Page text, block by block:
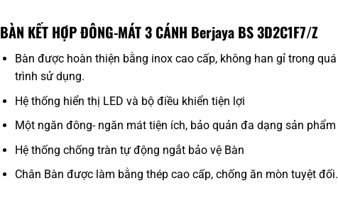
BÀN KẾT HỢP ĐÔNG-MÁT 3 CÁNH Berjaya BS 3D2C1F7/Z
Bàn được hoàn thiện bằng inox cao cấp, không han gỉ trong quá
trình sử dụng.
Hệ thống hiển thị LED và bộ điều khiển tiện lợi
Một ngăn đông- ngăn mát tiện ích, bảo quản đa dạng sản phẩm
Hệ thống chống tràn tự động ngắt bảo vệ Bàn
Chân Bàn được làm bằng thép cao cấp, chống ăn mòn tuyệt đối.